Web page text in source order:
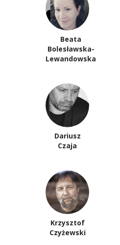
Beata
Bolesławska-
Lewandowska
Dariusz
Czaja
Krzysztof
Czyżewski